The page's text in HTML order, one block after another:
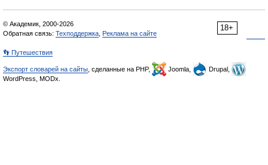
18+
© Академик, 2000-2026
Обратная связь: Техподдержка Реклама на сайте
👣 Путешествия
Экспорт словарей на сайты , сделанные на PHP, Joomla,
Drupal,
WordPress, MODx.